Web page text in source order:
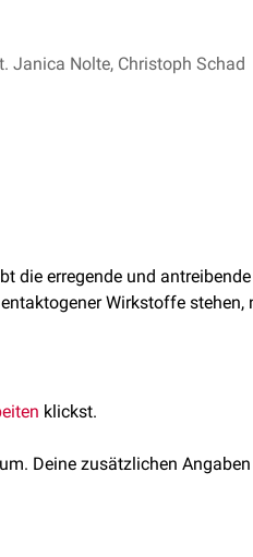
Janica Nolte, Christoph Schad
die erregende und
Wirkstoffe stehen,
klickst.
Deine zusätzlichen